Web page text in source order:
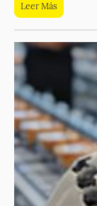
Leer Más